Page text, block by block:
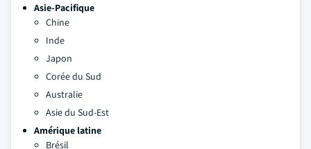
Asie-Pacifique
Chine
Inde
Japon
Corée du Sud
Australie
Asie du Sud-Est
Amérique latine
Brésil